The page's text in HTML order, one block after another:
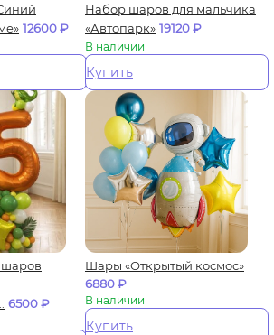
12600₽
Набор шаров для мальчика
«Автопарк» 19120₽
В наличии
Купить
6500₽
Шары «Открытый космос»
6880₽
В наличии
Купить